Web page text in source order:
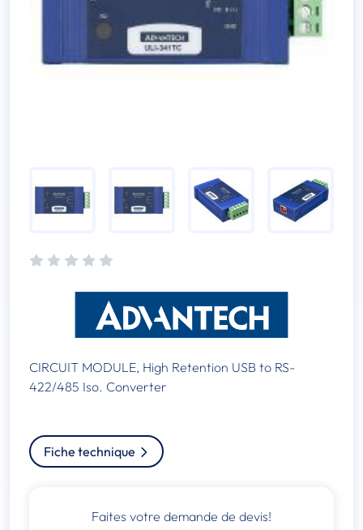
CIRCUIT MODULE, High Retention USB to RS-
422/485 Iso. Converter
Fiche technique
Faites votre demande de devis!